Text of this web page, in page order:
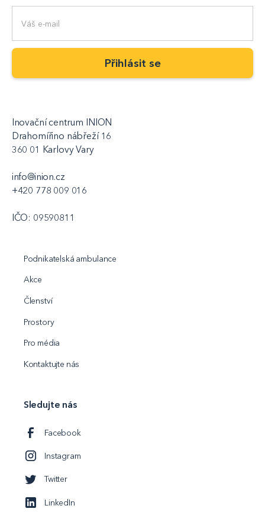
Inovační centrum INION
Drahomířino nábřeží 16
360 01 Karlovy Vary
info@inion.cz
+420 778 009 016
IČO: 09590811
Podnikatelská ambulance
Akce
Členství
Prostory
Pro média
Kontaktujte nás
Sledujte nás
Facebook
Instagram
Twitter
LinkedIn